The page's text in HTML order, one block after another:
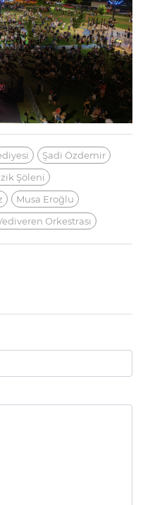
Şadi Özdemir
Şöleni
Musa Eroğlu
Orkestrası